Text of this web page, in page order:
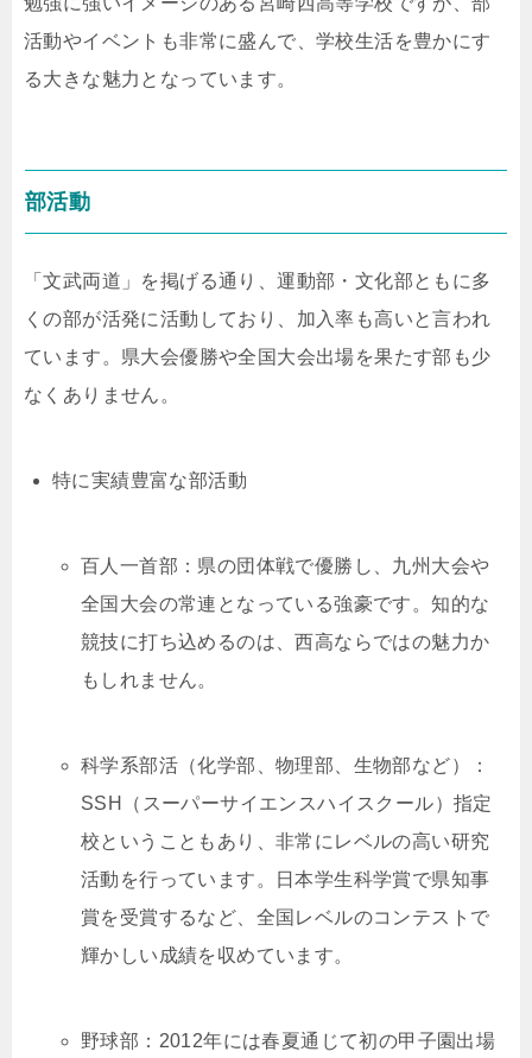
活動やイベントも非常に盛んで、学校生活を豊かにす
る大きな魅力となっています。
部活動
「文武両道」を掲げる通り、運動部・文化部ともに多
くの部が活発に活動しており、加入率も高いと言われ
ています。県大会優勝や全国大会出場を果たす部も少
なくありません。
特に実績豊富な部活動
百人一首部：県の団体戦で優勝し、九州大会や
全国大会の常連となっている強豪です。知的な
競技に打ち込めるのは、西高ならではの魅力か
もしれません。
科学系部活（化学部、物理部、生物部など）：
SSH（スーパーサイエンスハイスクール）指定
校ということもあり、非常にレベルの高い研究
活動を行っています。日本学生科学賞で県知事
賞を受賞するなど、全国レベルのコンテストで
輝かしい成績を収めています。
野球部：2012年には春夏通じて初の甲子園出場